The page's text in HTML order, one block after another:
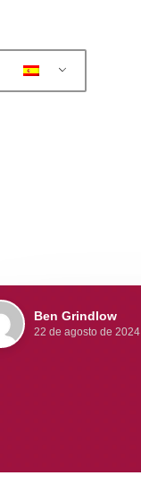
Ben Grindlow
22 de agosto de 2024